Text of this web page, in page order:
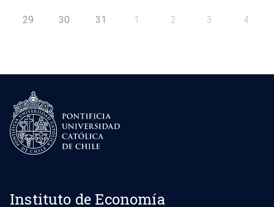
29 30 31 1 2 3 4
Instituto de Economía